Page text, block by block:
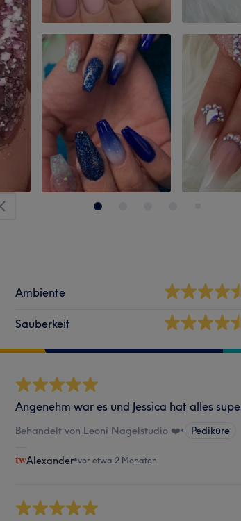
Ambiente
Sauberkeit
Angenehm war es und Jessica hat alles
Behandelt von Leoni Nagelstudio ❤️• Pediküre
Alexander•vor etwa 2 Monaten